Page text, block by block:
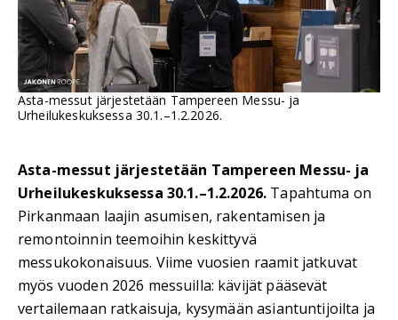
Asta-messut järjestetään Tampereen Messu- ja
Urheilukeskuksessa 30.1.–1.2.2026.
Asta-messut järjestetään Tampereen Messu- ja
Urheilukeskuksessa 30.1.–1.2.2026. Tapahtuma on
Pirkanmaan laajin asumisen, rakentamisen ja
remontoinnin teemoihin keskittyvä
messukokonaisuus. Viime vuosien raamit jatkuvat
myös vuoden 2026 messuilla: kävijät pääsevät
vertailemaan ratkaisuja, kysymään asiantuntijoilta ja